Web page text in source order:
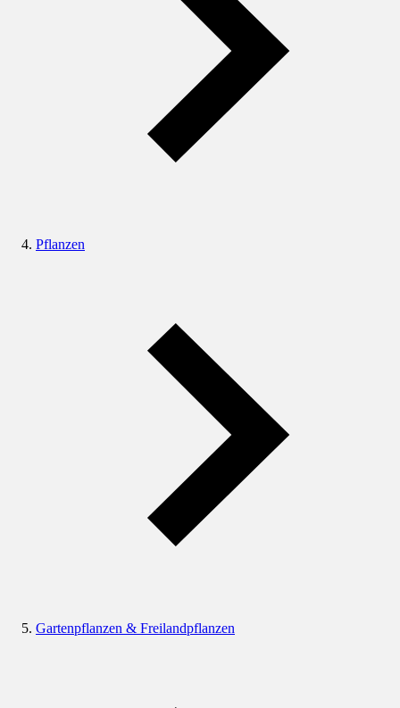
Pflanzen
Gartenpflanzen & Freilandpflanzen